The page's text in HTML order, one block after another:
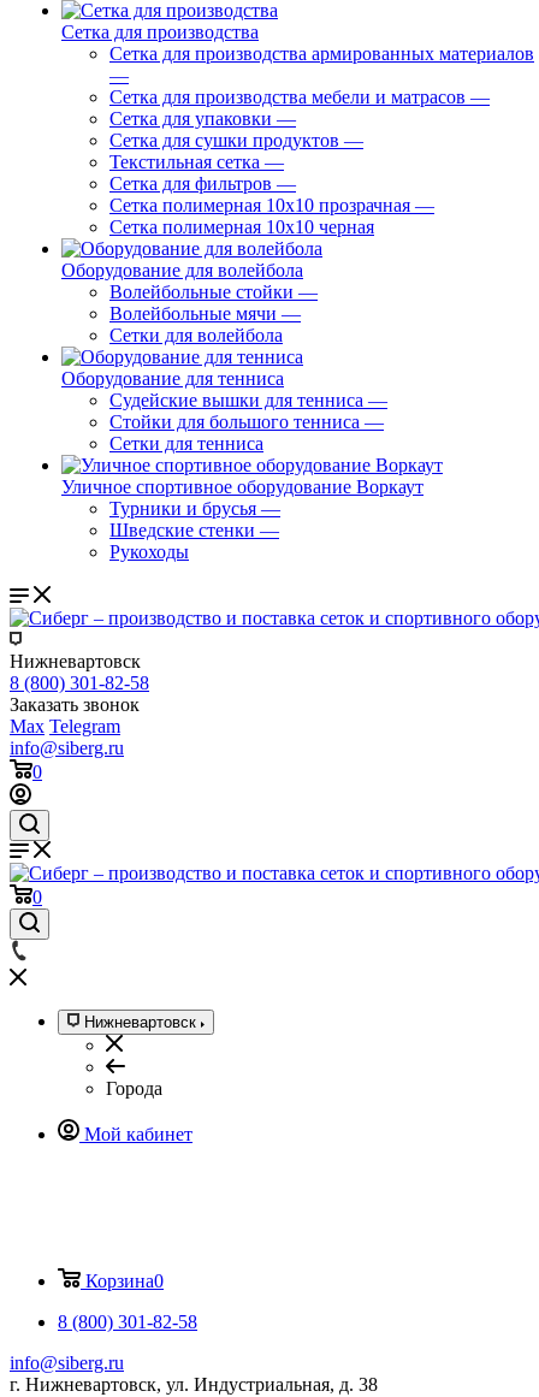
Сетка для производства
Сетка для производства армированных материалов
—
Сетка для производства мебели и матрасов —
Сетка для упаковки —
Сетка для сушки продуктов —
Текстильная сетка —
Сетка для фильтров —
Сетка полимерная 10х10 прозрачная —
Сетка полимерная 10х10 черная
Оборудование для волейбола
Волейбольные стойки —
Волейбольные мячи —
Сетки для волейбола
Оборудование для тенниса
Судейские вышки для тенниса —
Стойки для большого тенниса —
Сетки для тенниса
Уличное спортивное оборудование Воркаут
Турники и брусья —
Шведские стенки —
Рукоходы
Нижневартовск
8 (800) 301-82-58
Заказать звонок
Max Telegram
info@siberg.ru
0
0
Нижневартовск
Города
Мой кабинет
Корзина0
8 (800) 301-82-58
info@siberg.ru
г. Нижневартовск, ул. Индустриальная, д. 38